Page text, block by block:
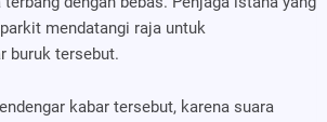
mendatangi raja untuk
buruk tersebut.
kabar tersebut, karena suara